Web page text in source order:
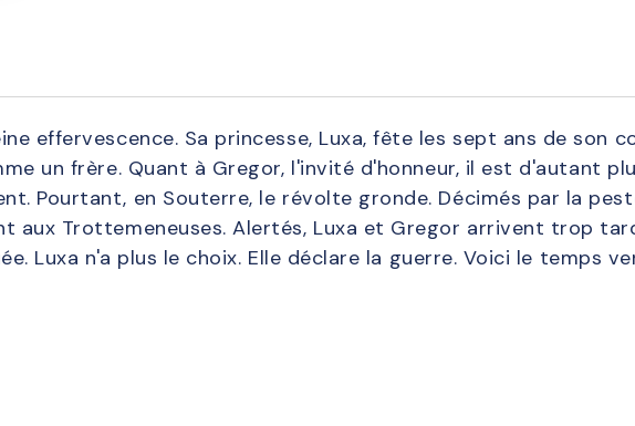
effervescence. Sa princesse, Luxa, fête les sept ans de son
un frère. Quant à Gregor, l'invité d'honneur, il est d'autant
Pourtant, en Souterre, le révolte gronde. Décimés par la
aux Trottemeneuses. Alertés, Luxa et Gregor arrivent trop
Luxa n'a plus le choix. Elle déclare la guerre. Voici le temps